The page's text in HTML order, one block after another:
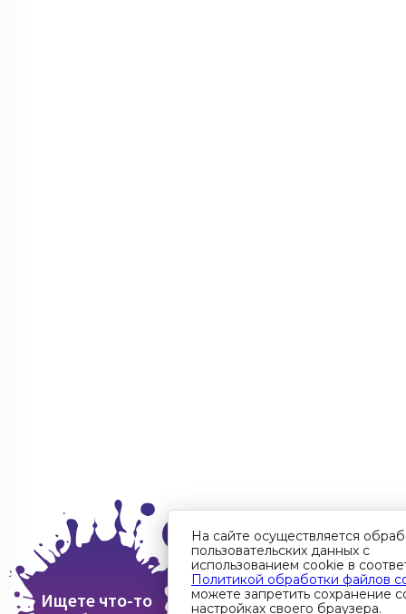
Ищете что-то
На сайте осуществляется
пользовательских данных с
использованием cookie в
Политикой обработки файлов
можете запретить сохранение
настройках своего браузера.